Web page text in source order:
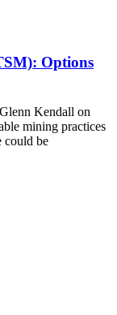
Options
Kendall on
mining practices
could be